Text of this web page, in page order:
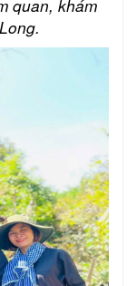
quan, khám